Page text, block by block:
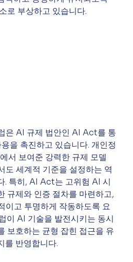
로 부상하고 있습니다.
은 AI 규제 법안인 AI Act를 통
을 촉진하고 있습니다. 개인정
서 보여준 강력한 규제 모델
도 세계적 기준을 설정하는 역
. 특히, AI Act는 고위험 AI 시
규제와 인증 절차를 마련하고,
이고 투명하게 작동하도록 요
이 AI 기술을 발전시키는 동시
보호하는 균형 잡힌 접근을 유
를 반영합니다.